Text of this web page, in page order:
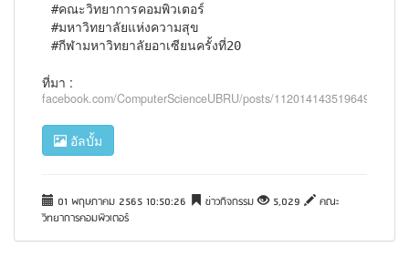
#คณะวิทยาการคอมพิวเตอร์
#มหาวิทยาลัยแห่งความสุข
#กีฬามหาวิทยาลัยอาเซียนครั้งที่20
ที่มา :
facebook.com/ComputerScienceUBRU/posts/1120141435196493
อัลบั้ม
01 พฤษภาคม 2565 10:50:26 ข่าวกิจกรรม 5,029
คณะ
วิทยาการคอมพิวเตอร์